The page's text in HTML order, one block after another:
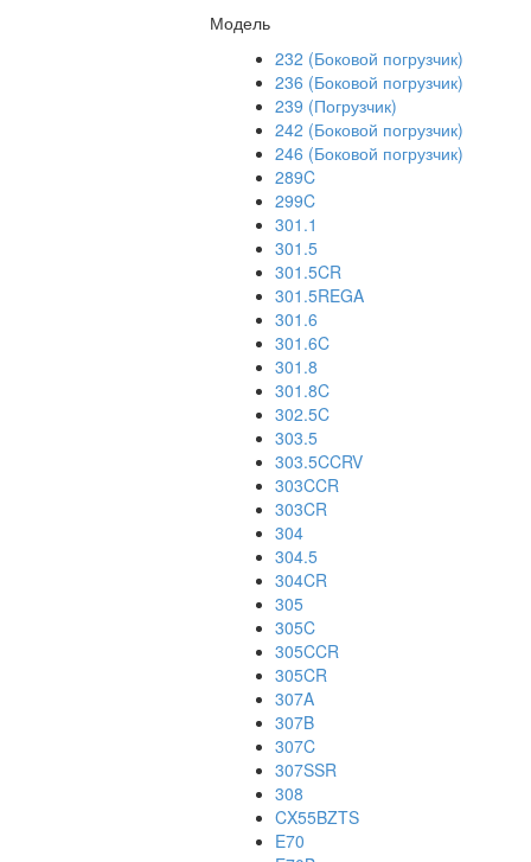
Модель
232 (Боковой погрузчик)
236 (Боковой погрузчик)
239 (Погрузчик)
242 (Боковой погрузчик)
246 (Боковой погрузчик)
289C
299C
301.1
301.5
301.5CR
301.5REGA
301.6
301.6C
301.8
301.8C
302.5C
303.5
303.5CCRV
303CCR
303CR
304
304.5
304CR
305
305C
305CCR
305CR
307A
307B
307C
307SSR
308
CX55BZTS
E70